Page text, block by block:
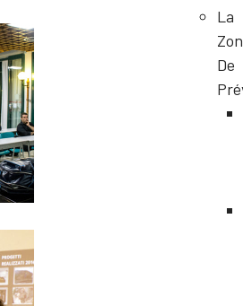
La
De